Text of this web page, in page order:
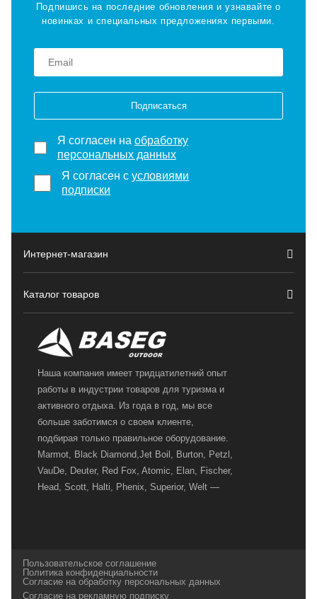
Подпишись на последние обновления и узнавайте о
новинках и специальных предложениях первыми.
Подписаться
Я согласен на обработку
персональных данных
Я согласен сусловиями
подписки
Интернет-магазин
Каталог товаров
Наша компания имеет тридцатилетний опыт
работы в индустрии товаров для туризма и
активного отдыха. Из года в год, мы все
больше заботимся о своем клиенте,
подбирая только правильное оборудование.
Marmot, Black Diamond,Jet Boil, Burton, Petzl,
VauDe, Deuter, Red Fox, Atomic, Elan, Fischer,
Head, Scott, Halti, Phenix, Superior, Welt —
и взыскательных путешественников,
спортсменов и отдыхающих.
Пользовательское соглашение
Политика конфиденциальности
Согласие на обработку персональных данных
Согласие на рекламную подписку